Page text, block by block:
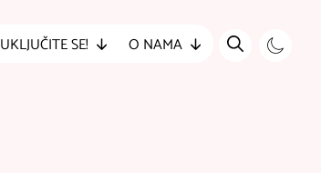
UKLJUČITE SE! O NAMA